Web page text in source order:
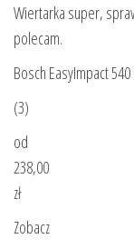
Wiertarka super,
polecam.
Bosch EasyImpact
(3)
od
238,00
zł
Zobacz